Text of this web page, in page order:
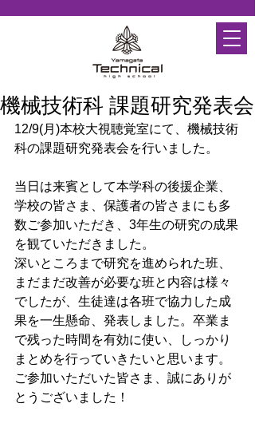
機械技術科 課題研究発表会
12/9(月)本校大視聴覚室にて、機械技術
科の課題研究発表会を行いました。
当日は来賓として本学科の後援企業、
学校の皆さま、保護者の皆さまにも多
数ご参加いただき、3年生の研究の成果
を観ていただきました。
深いところまで研究を進められた班、
まだまだ改善が必要な班と内容は様々
でしたが、生徒達は各班で協力した成
果を一生懸命、発表しました。卒業ま
で残った時間を有効に使い、しっかり
まとめを行っていきたいと思います。
ご参加いただいた皆さま、誠にありが
とうございました！